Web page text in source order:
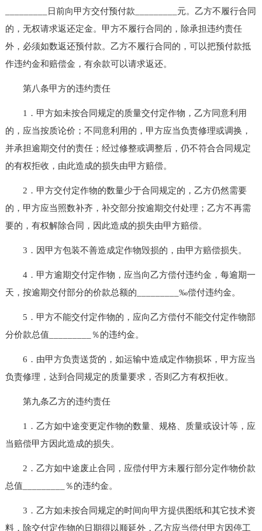
_________日前向甲方交付预付款_________元。乙方不履行合同
的，无权请求返还定金。甲方不履行合同的，除承担违约责任
外，必须如数返还预付款。乙方不履行合同的，可以把预付款抵
作违约金和赔偿金，有余款可以请求返还。
第八条甲方的违约责任
1．甲方如未按合同规定的质量交付定作物，乙方同意利用
的，应当按质论价；不同意利用的，甲方应当负责修理或调换，
并承担逾期交付的责任；经过修整或调整后，仍不符合合同规定
的有权拒收，由此造成的损失由甲方赔偿。
2．甲方交付定作物的数量少于合同规定的，乙方仍然需要
的，甲方应当照数补齐，补交部分按逾期交付处理；乙方不再需
要的，有权解除合同，因此造成的损失由甲方赔偿。
3．因甲方包装不善造成定作物毁损的，由甲方赔偿损失。
4．甲方逾期交付定作物，应当向乙方偿付违约金，每逾期一
天，按逾期交付部分的价款总额的_________‰偿付违约金。
5．甲方不能交付定作物的，应向乙方偿付不能交付定作物部
分价款总值_________％的违约金。
6．由甲方负责送货的，如运输中造成定作物损坏，甲方应当
负责修理，达到合同规定的质量要求，否则乙方有权拒收。
第九条乙方的违约责任
1．乙方如中途变更定作物的数量、规格、质量或设计等，应
当赔偿甲方因此造成的损失。
2．乙方如中途废止合同，应偿付甲方未履行部分定作物价款
总值_________％的违约金。
3．乙方如未按合同规定的时间向甲方提供图纸和其它技术资
料，除交付定作物的日期得以顺延外，乙方应当偿付甲方因停工